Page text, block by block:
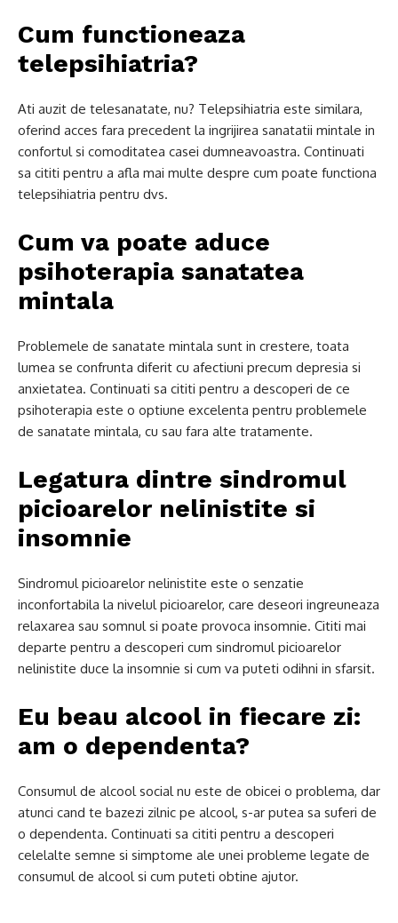
Cum functioneaza
telepsihiatria?
Ati auzit de telesanatate, nu? Telepsihiatria este similara,
oferind acces fara precedent la ingrijirea sanatatii mintale in
confortul si comoditatea casei dumneavoastra. Continuati
sa cititi pentru a afla mai multe despre cum poate functiona
telepsihiatria pentru dvs.
Cum va poate aduce
psihoterapia sanatatea
mintala
Problemele de sanatate mintala sunt in crestere, toata
lumea se confrunta diferit cu afectiuni precum depresia si
anxietatea. Continuati sa cititi pentru a descoperi de ce
psihoterapia este o optiune excelenta pentru problemele
de sanatate mintala, cu sau fara alte tratamente.
Legatura dintre sindromul
picioarelor nelinistite si
insomnie
Sindromul picioarelor nelinistite este o senzatie
inconfortabila la nivelul picioarelor, care deseori ingreuneaza
relaxarea sau somnul si poate provoca insomnie. Cititi mai
departe pentru a descoperi cum sindromul picioarelor
nelinistite duce la insomnie si cum va puteti odihni in sfarsit.
Eu beau alcool in fiecare zi:
am o dependenta?
Consumul de alcool social nu este de obicei o problema, dar
atunci cand te bazezi zilnic pe alcool, s-ar putea sa suferi de
o dependenta. Continuati sa cititi pentru a descoperi
celelalte semne si simptome ale unei probleme legate de
consumul de alcool si cum puteti obtine ajutor.